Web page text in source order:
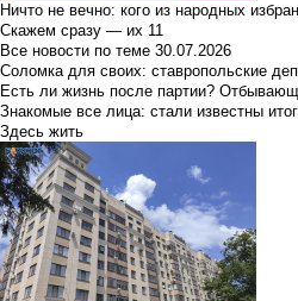
Ничто не вечно: кого из народных
Скажем сразу — их 11
Все новости по теме 30.07.2026
Соломка для своих: ставропольские
Есть ли жизнь после партии?
Знакомые все лица: стали известны
Здесь жить